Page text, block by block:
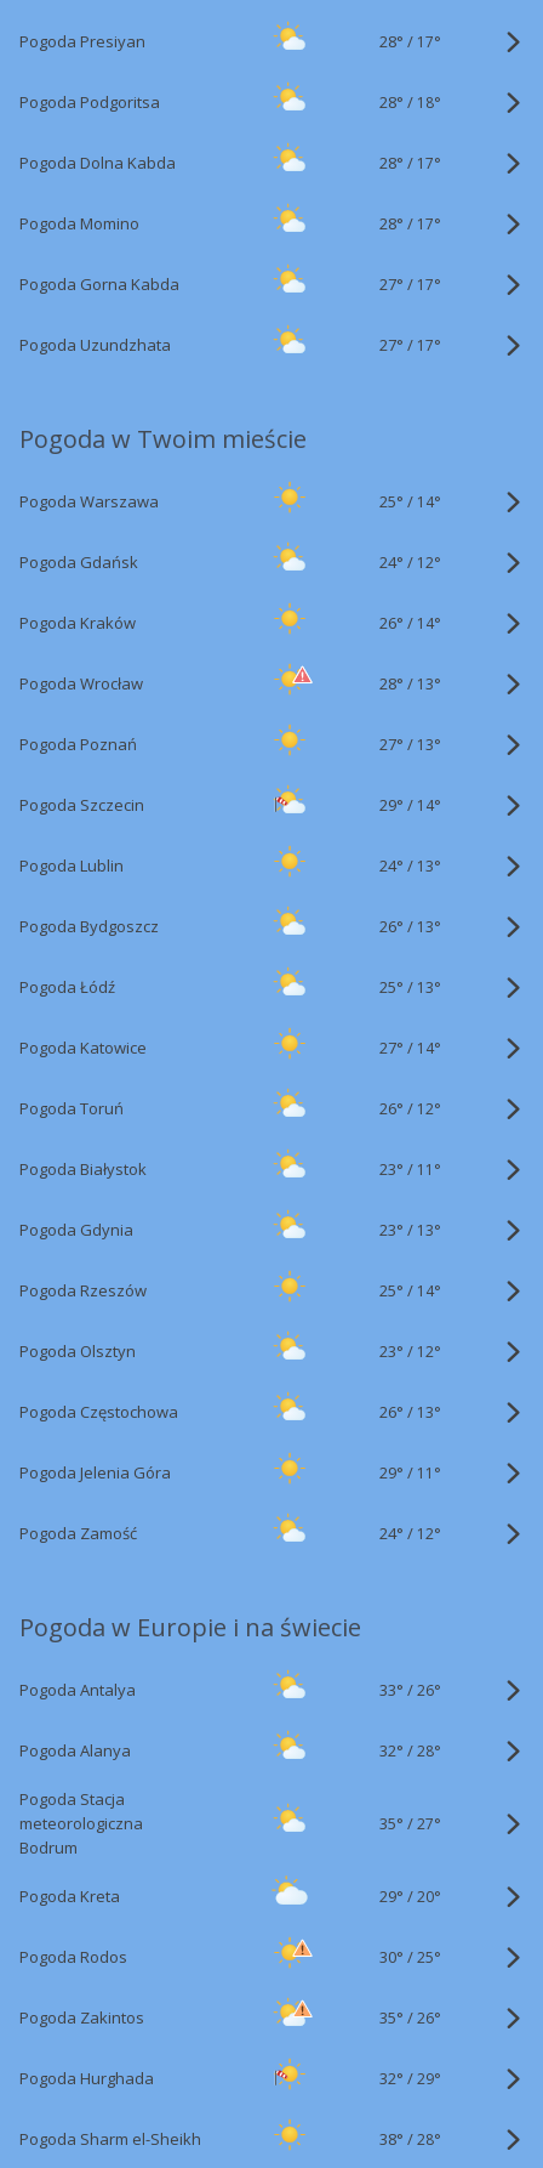
Pogoda Presiyan 28° / 17°
Pogoda Podgoritsa 28° / 18°
Pogoda Dolna Kabda 28° / 17°
Pogoda Momino 28° / 17°
Pogoda Gorna Kabda 27° / 17°
Pogoda Uzundzhata 27° / 17°
Pogoda w Twoim mieście
Pogoda Warszawa 25° / 14°
Pogoda Gdańsk 24° / 12°
Pogoda Kraków 26° / 14°
Pogoda Wrocław 28° / 13°
Pogoda Poznań 27° / 13°
Pogoda Szczecin 29° / 14°
Pogoda Lublin 24° / 13°
Pogoda Bydgoszcz 26° / 13°
Pogoda Łódź 25° / 13°
Pogoda Katowice 27° / 14°
Pogoda Toruń 26° / 12°
Pogoda Białystok 23° / 11°
Pogoda Gdynia 23° / 13°
Pogoda Rzeszów 25° / 14°
Pogoda Olsztyn 23° / 12°
Pogoda Częstochowa 26° / 13°
Pogoda Jelenia Góra 29° / 11°
Pogoda Zamość 24° / 12°
Pogoda w Europie i na świecie
Pogoda Antalya 33° /26°
Pogoda Alanya 32° /28°
Pogoda Stacja
meteorologiczna
Bodrum
35° /27°
Pogoda Kreta 29° /20°
Pogoda Rodos 30° /25°
Pogoda Zakintos 35° /26°
Pogoda Hurghada 32° /29°
Pogoda Sharm el-Sheikh 38° /28°